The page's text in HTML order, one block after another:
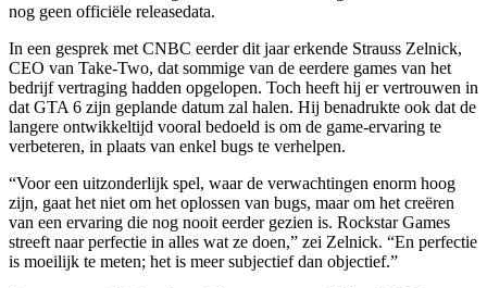
nog geen officiële releasedata.
In een gesprek met CNBC eerder dit jaar erkende Strauss Zelnick,
CEO van Take-Two, dat sommige van de eerdere games van het
bedrijf vertraging hadden opgelopen. Toch heeft hij er vertrouwen in
dat GTA 6 zijn geplande datum zal halen. Hij benadrukte ook dat de
langere ontwikkeltijd vooral bedoeld is om de game-ervaring te
verbeteren, in plaats van enkel bugs te verhelpen.
“Voor een uitzonderlijk spel, waar de verwachtingen enorm hoog
zijn, gaat het niet om het oplossen van bugs, maar om het creëren
van een ervaring die nog nooit eerder gezien is. Rockstar Games
streeft naar perfectie in alles wat ze doen,” zei Zelnick. “En perfectie
is moeilijk te meten; het is meer subjectief dan objectief.”